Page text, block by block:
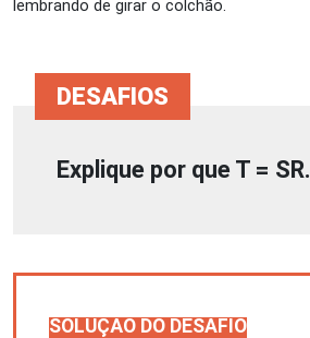
lembrando de girar o colchão.
Explique por que T = SR.
SOLUÇÃO DO DESAFIO